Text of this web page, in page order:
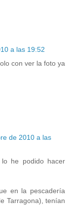
a las 19:52
con ver la foto ya
de 2010 a las
he podido hacer
en la pescadería
Tarragona), tenían